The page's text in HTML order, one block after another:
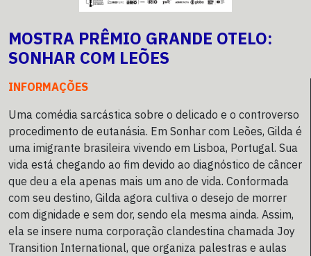
MOSTRA PRÊMIO GRANDE OTELO:
SONHAR COM LEÕES
INFORMAÇÕES
Uma comédia sarcástica sobre o delicado e o controverso
procedimento de eutanásia. Em Sonhar com Leões, Gilda é
uma imigrante brasileira vivendo em Lisboa, Portugal. Sua
vida está chegando ao fim devido ao diagnóstico de câncer
que deu a ela apenas mais um ano de vida. Conformada
com seu destino, Gilda agora cultiva o desejo de morrer
com dignidade e sem dor, sendo ela mesma ainda. Assim,
ela se insere numa corporação clandestina chamada Joy
Transition International, que organiza palestras e aulas